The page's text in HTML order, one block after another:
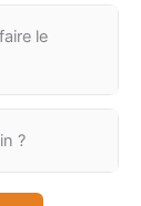
le
?